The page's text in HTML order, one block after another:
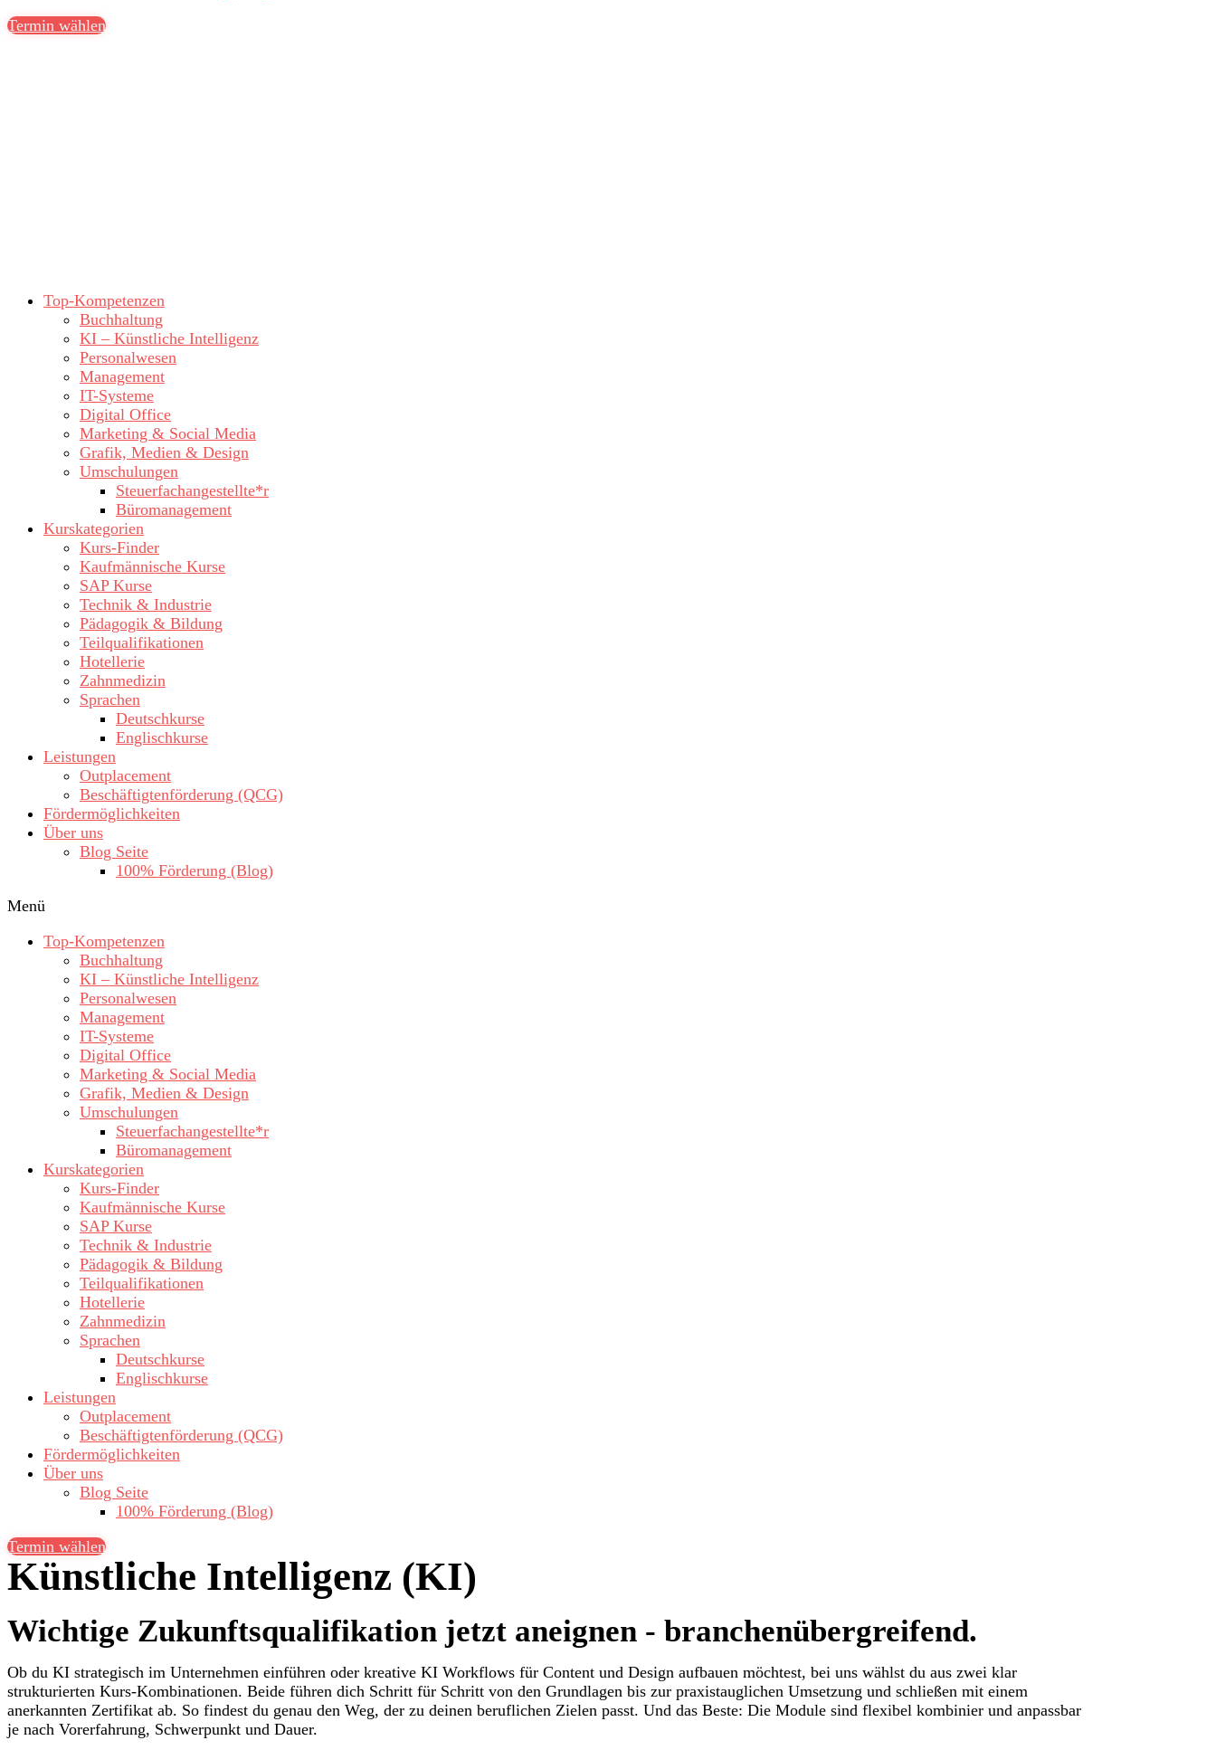
Termin wählen
Top-Kompetenzen
Buchhaltung
KI – Künstliche Intelligenz
Personalwesen
Management
IT-Systeme
Digital Office
Marketing & Social Media
Grafik, Medien & Design
Umschulungen
Steuerfachangestellte*r
Büromanagement
Kurskategorien
Kurs-Finder
Kaufmännische Kurse
SAP Kurse
Technik & Industrie
Pädagogik & Bildung
Teilqualifikationen
Hotellerie
Zahnmedizin
Sprachen
Deutschkurse
Englischkurse
Leistungen
Outplacement
Beschäftigtenförderung (QCG)
Fördermöglichkeiten
Über uns
Blog Seite
100% Förderung (Blog)
Menü
Top-Kompetenzen
Buchhaltung
KI – Künstliche Intelligenz
Personalwesen
Management
IT-Systeme
Digital Office
Marketing & Social Media
Grafik, Medien & Design
Umschulungen
Steuerfachangestellte*r
Büromanagement
Kurskategorien
Kurs-Finder
Kaufmännische Kurse
SAP Kurse
Technik & Industrie
Pädagogik & Bildung
Teilqualifikationen
Hotellerie
Zahnmedizin
Sprachen
Deutschkurse
Englischkurse
Leistungen
Outplacement
Beschäftigtenförderung (QCG)
Fördermöglichkeiten
Über uns
Blog Seite
100% Förderung (Blog)
Termin wählen
Künstliche Intelligenz (KI)
Wichtige Zukunftsqualifikation jetzt aneignen - branchenübergreifend.
Ob du KI strategisch im Unternehmen einführen oder kreative KI Workflows für Content und Design aufbauen möchtest, bei uns wählst du aus zwei klar
strukturierten Kurs-Kombinationen. Beide führen dich Schritt für Schritt von den Grundlagen bis zur praxistauglichen Umsetzung und schließen mit einem
anerkannten Zertifikat ab. So findest du genau den Weg, der zu deinen beruflichen Zielen passt. Und das Beste: Die Module sind flexibel kombinier und anpassbar
je nach Vorerfahrung, Schwerpunkt und Dauer.